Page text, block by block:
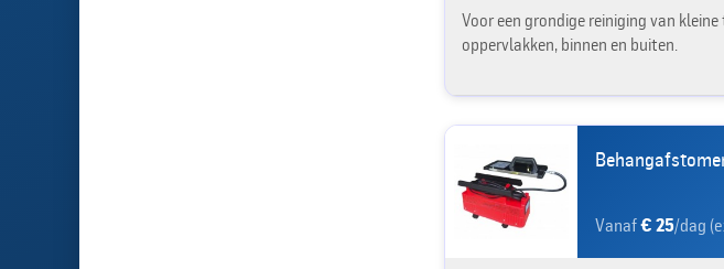
Voor een grondige reiniging van
oppervlakken, binnen en buiten.
Vanaf€ 25/dag